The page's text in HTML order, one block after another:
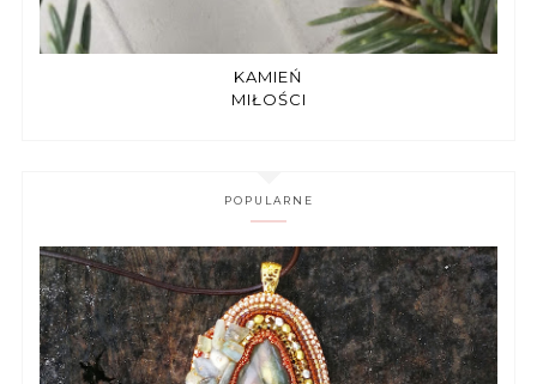
KAMIEŃ
MIŁOŚCI
POPULARNE